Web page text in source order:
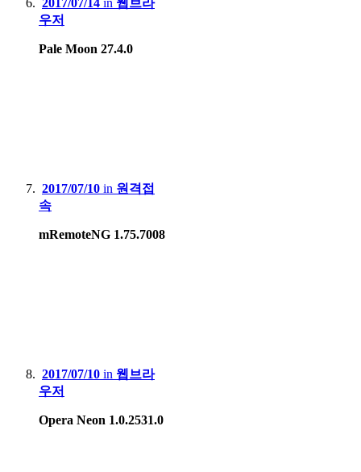
2017/07/14 in 웹브라
우저
Pale Moon 27.4.0
2017/07/10 in 원격접
속
mRemoteNG 1.75.7008
2017/07/10 in 웹브라
우저
Opera Neon 1.0.2531.0